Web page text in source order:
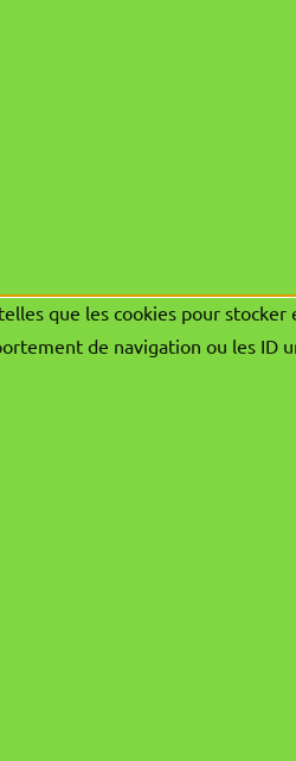
que les cookies pour
de navigation ou les